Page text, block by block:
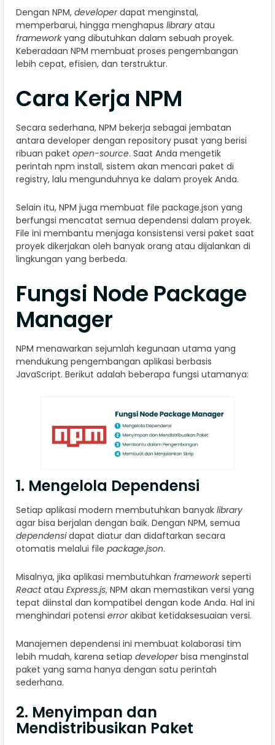
Dengan NPM, developerdapat menginstal,
memperbarui, hingga menghapus library atau
frameworkyang dibutuhkan dalam sebuah proyek.
Keberadaan NPM membuat proses pengembangan
lebih cepat, efisien, dan terstruktur.
Cara Kerja NPM
Secara sederhana, NPM bekerja sebagai jembatan
antara developer dengan repository pusat yang berisi
ribuan paket open-source. Saat Anda mengetik
perintah npm install, sistem akan mencari paket di
registry, lalu mengunduhnya ke dalam proyek Anda.
Selain itu, NPM juga membuat file package.json yang
berfungsi mencatat semua dependensi dalam proyek.
File ini membantu menjaga konsistensi versi paket saat
proyek dikerjakan oleh banyak orang atau dijalankan di
lingkungan yang berbeda.
Fungsi Node Package
Manager
NPM menawarkan sejumlah kegunaan utama yang
mendukung pengembangan aplikasi berbasis
JavaScript. Berikut adalah beberapa fungsi utamanya:
1. Mengelola Dependensi
Setiap aplikasi modern membutuhkan banyak library
agar bisa berjalan dengan baik. Dengan NPM, semua
dependensidapat diatur dan didaftarkan secara
otomatis melalui file package.json.
Misalnya, jika aplikasi membutuhkan frameworkseperti
Reactatau Express.js, NPM akan memastikan versi yang
tepat diinstal dan kompatibel dengan kode Anda. Hal ini
menghindari potensi errorakibat ketidaksesuaian versi.
Manajemen dependensi ini membuat kolaborasi tim
lebih mudah, karena setiap developerbisa menginstal
paket yang sama hanya dengan satu perintah
sederhana.
2. Menyimpan dan
Mendistribusikan Paket